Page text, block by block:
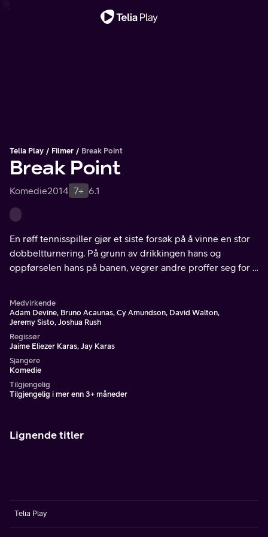
Telia Play Filmer Break Point
Break Point
Komedie2014 7+ 6.1
En røff tennisspiller gjør et siste forsøk på å vinne en stor
dobbeltturnering. På grunn av drikkingen hans og
oppførselen hans på banen, vegrer andre proffer seg for å
Medvirkende
Adam Devine, Bruno Acaunas, Cy Amundson, David Walton,
Jeremy Sisto, Joshua Rush
Regissør
Jaime Eliezer Karas, Jay Karas
Sjangere
Komedie
Tilgjengelig
Tilgjengelig i mer enn 3+ måneder
Lignende titler
Telia Play